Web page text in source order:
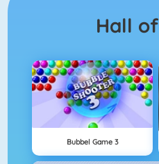
Hall of
Bubbel Game 3